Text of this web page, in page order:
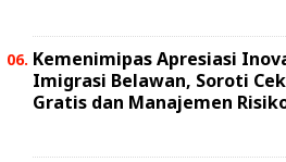
Kemenimipas Apresiasi
Imigrasi Belawan, Soroti
Gratis dan Manajemen